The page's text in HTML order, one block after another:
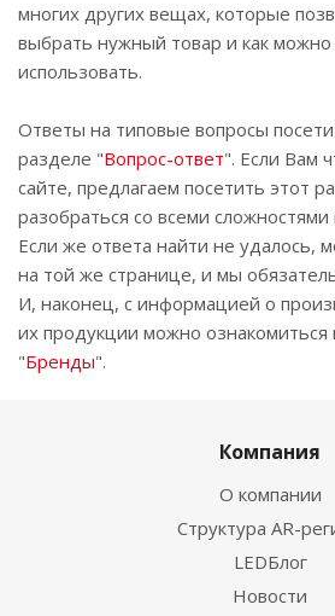
многих других вещах, которые
выбрать нужный товар и как можно
использовать.
Ответы на типовые вопросы
разделе "Вопрос-ответ". Если Вам
сайте, предлагаем посетить этот
разобраться со всеми
Если же ответа найти не удалось,
на той же странице, и мы
И, наконец, с информацией о
их продукции можно ознакомиться
"Бренды".
Компания
О компании
Структура AR-
LEDБлог
Новости